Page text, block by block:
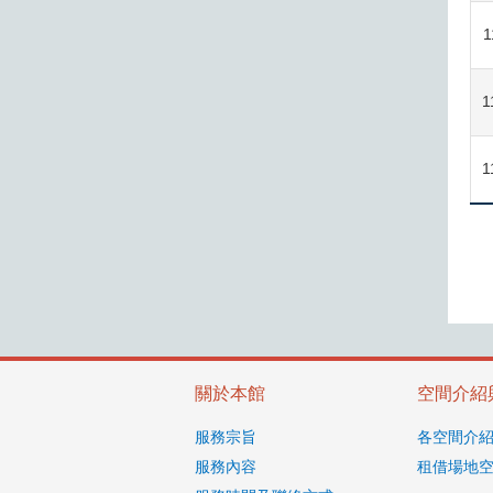
關於本館
服務宗旨
服務內容
空間介紹
各空間介紹
租借場地